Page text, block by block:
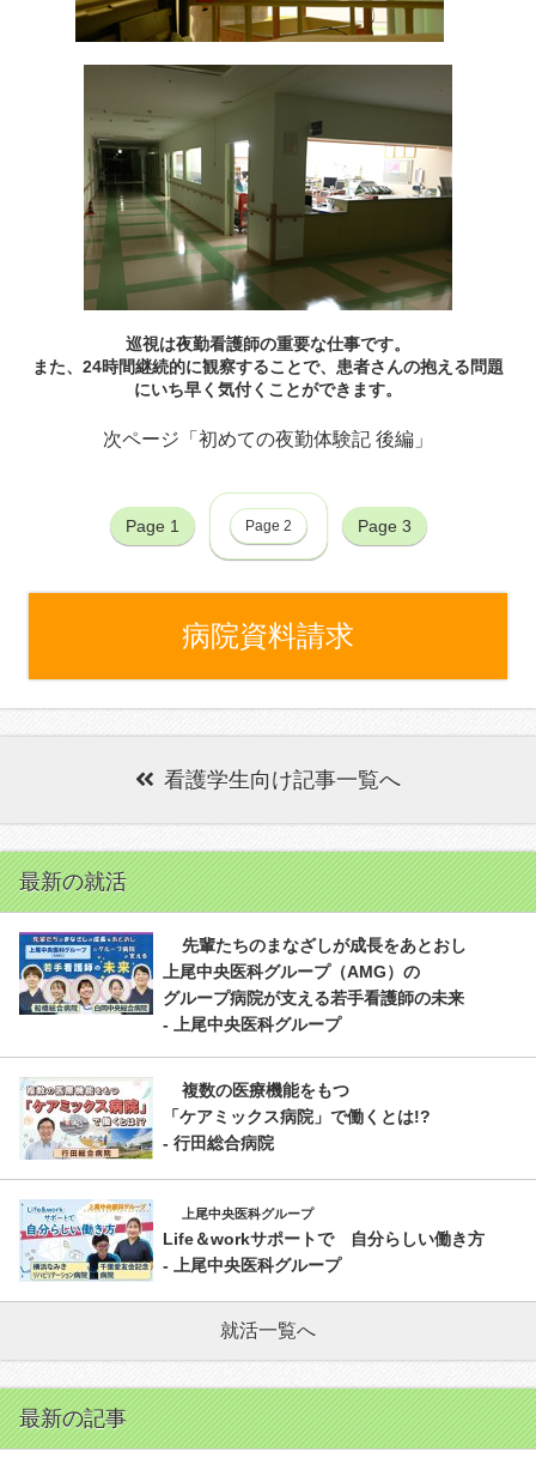
巡視は夜勤看護師の重要な仕事です。
また、24時間継続的に観察することで、患者さんの抱える問題
にいち早く気付くことができます。
初めての夜勤体験記 後編
Page 1 Page 2 Page 3
病院資料請求
看護学生向け記事一覧へ
最新の就活
先輩たちのまなざしが成長をあとおし
上尾中央医科グループ（AMG）の
グループ病院が支える若手看護師の未来
- 上尾中央医科グループ
複数の医療機能をもつ
「ケアミックス病院」で働くとは!?
- 行田総合病院
上尾中央医科グループ
Life＆workサポートで 自分らしい働き方
- 上尾中央医科グループ
就活一覧へ
最新の記事